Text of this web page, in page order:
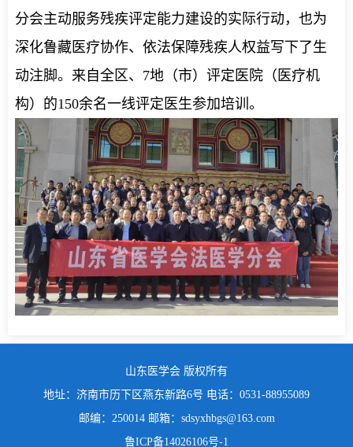
分会主动服务残疾评定能力建设的实际行动，也为
深化鲁藏医疗协作、依法保障残疾人权益写下了生
动注脚。来自全区、7地（市）评定医院（医疗机
构）的150余名一线评定医生参加培训。
山东医学会 版权所有
地址：济南市历下区燕东新路6号 电话：0531-88955089
邮编：250014 邮箱：sdsyxhbgs@163.com
鲁ICP备14026106号-1